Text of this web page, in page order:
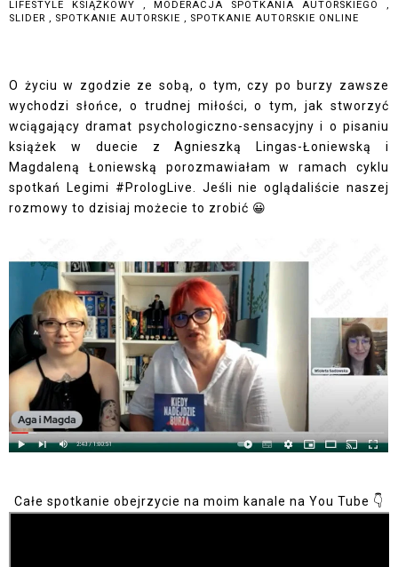
LIFESTYLE KSIĄŻKOWY , MODERACJA SPOTKANIA AUTORSKIEGO ,
SLIDER , SPOTKANIE AUTORSKIE , SPOTKANIE AUTORSKIE ONLINE
O życiu w zgodzie ze sobą, o tym, czy po burzy zawsze
wychodzi słońce, o trudnej miłości, o tym, jak stworzyć
wciągający dramat psychologiczno-sensacyjny i o pisaniu
książek w duecie z Agnieszką Lingas-Łoniewską i
Magdaleną Łoniewską porozmawiałamw ramach cyklu
spotkań Legimi #PrologLive. Jeśli nie oglądaliście naszej
rozmowy to dzisiaj możecie to zrobić 😀
Całe spotkanie obejrzycie na moim kanale na You Tube 👇